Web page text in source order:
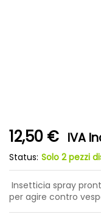
12,50 € IVA
Status: Solo 2 pezzi
Insetticia spray
per agire contro